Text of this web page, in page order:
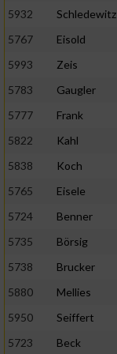
5932 Schledewitz
5767
Eisold
5993
Zeis
5783
Gaugler
5777
Frank
5822
Kahl
5838
Koch
5765
Eisele
5724
Benner
5735
Börsig
5738
Brucker
5880
Mellies
5950
Seiffert
5723
Beck